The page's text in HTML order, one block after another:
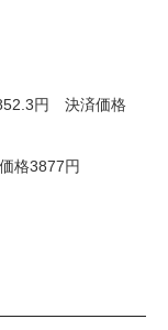
円 決済価格
格3877円